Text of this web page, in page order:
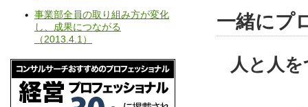
一緒にプ
人と人
事業部全員の取り組み方が変化
し、成果につながる
（2013.4.1 ）